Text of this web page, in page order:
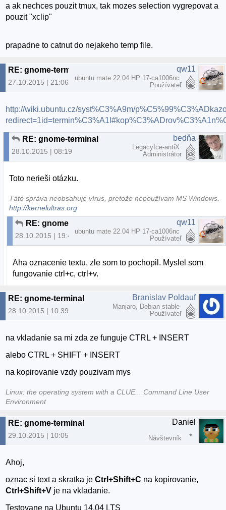
a ak nechces pouzit tmux, tak mozes selection vygrepovat a
pouzit "xclip"
prapadne to catnut do nejakeho temp file.
RE: gnome-terminal
27.10.2015 | 21:06
qw11
ubuntu mate 22.04 HP 17-ca1006nc
Používateľ
http://wiki.ubuntu.cz/syst%C3%A9m/
RE: gnome-terminal
28.10.2015 | 08:19
bedňa
LegacyIce-antiX
Administrátor
Toto nerieši otázku.
Táto správa neobsahuje vírus, pretože nepoužívam MS Windows.
http://kernelultras.org
RE: gnome-terminal
28.10.2015 | 19:40
qw11
ubuntu mate 22.04 HP 17-ca1006nc
Používateľ
Aha oznacenie textu, zle som to pochopil. Myslel som
fungovanie ctrl+c, ctrl+v.
RE: gnome-terminal
28.10.2015 | 10:39
Branislav Poldauf
Manjaro, Debian stable
Používateľ
na vkladanie sa mi zda ze funguje CTRL + INSERT
alebo CTRL + SHIFT + INSERT
na kopirovanie vzdy pouzivam mys
Linux: the operating system with a CLUE... Command Line User
Environment
RE: gnome-terminal
29.10.2015 | 10:05
Daniel
Návštevník
Ahoj,
oznac si text a skratka jeCtrl+Shift+C na kopirovanie,
Ctrl+Shift+V je na vkladanie.
Testovane na Ubuntu 14.04 LTS